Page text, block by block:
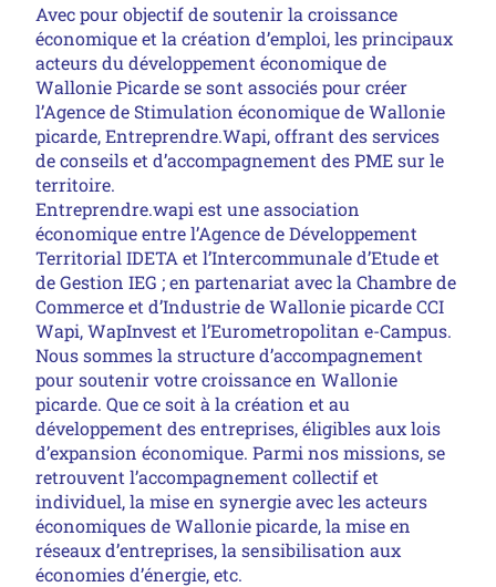
Avec pour objectif de soutenir la croissance
économique et la création d’emploi, les principaux
acteurs du développement économique de
Wallonie Picarde se sont associés pour créer
l’Agence de Stimulation économique de Wallonie
picarde, Entreprendre.Wapi, offrant des services
de conseils et d’accompagnement des PME sur le
territoire.
Entreprendre.wapi est une association
économique entre l’Agence de Développement
Territorial IDETA et l’Intercommunale d’Etude et
de Gestion IEG ; en partenariat avec la Chambre de
Commerce et d’Industrie de Wallonie picarde CCI
Wapi, WapInvest et l’Eurometropolitan e-Campus.
Nous sommes la structure d’accompagnement
pour soutenir votre croissance en Wallonie
picarde. Que ce soit à la création et au
développement des entreprises, éligibles aux lois
d’expansion économique. Parmi nos missions, se
retrouvent l’accompagnement collectif et
individuel, la mise en synergie avec les acteurs
économiques de Wallonie picarde, la mise en
réseaux d’entreprises, la sensibilisation aux
économies d’énergie, etc.